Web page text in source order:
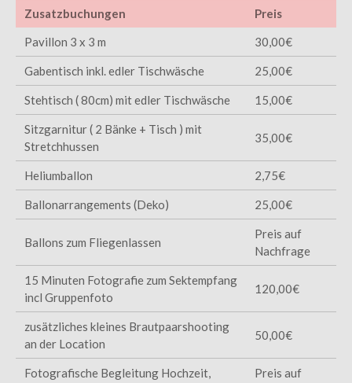
Zusatzbuchungen
Preis
Pavillon 3 x 3 m
30,00€
Gabentisch inkl. edler Tischwäsche 25,00€
Stehtisch ( 80cm) mit edler Tischwäsche 15,00€
Sitzgarnitur ( 2 Bänke + Tisch ) mit
Stretchhussen
35,00€
Heliumballon 2,75€
Ballonarrangements (Deko) 25,00€
Ballons zum Fliegenlassen
Preis auf
Nachfrage
15 Minuten Fotografie zum Sektempfang
incl Gruppenfoto
120,00€
zusätzliches kleines Brautpaarshooting
an der Location
50,00€
Fotografische Begleitung Hochzeit, Preis auf